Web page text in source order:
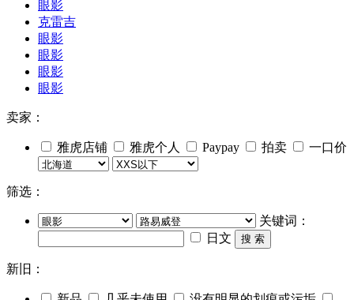
眼影
克雷吉
眼影
眼影
眼影
眼影
卖家：
雅虎店铺 雅虎个人 Paypay 拍卖 一口价
筛选：
关键词：
日文
搜 索
新旧：